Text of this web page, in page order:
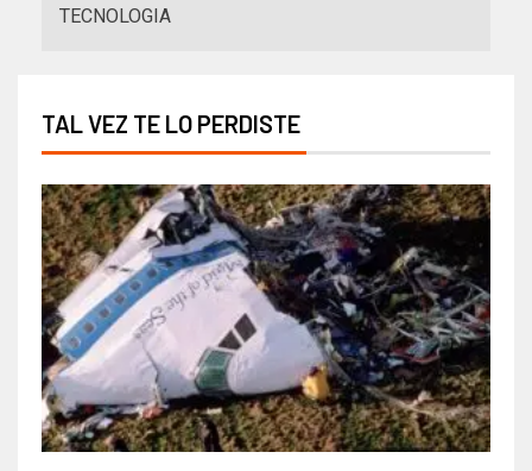
TECNOLOGIA
TAL VEZ TE LO PERDISTE